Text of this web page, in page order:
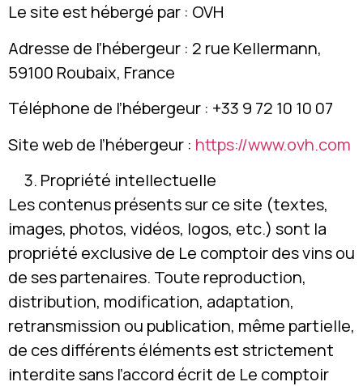
Le site est hébergé par : OVH
Adresse de l’hébergeur : 2 rue Kellermann,
59100 Roubaix, France
Téléphone de l’hébergeur : +33 9 72 10 10 07
Site web de l’hébergeur : https://www.ovh.com
Propriété intellectuelle
Les contenus présents sur ce site (textes,
images, photos, vidéos, logos, etc.) sont la
propriété exclusive de Le comptoir des vins ou
de ses partenaires. Toute reproduction,
distribution, modification, adaptation,
retransmission ou publication, même partielle,
de ces différents éléments est strictement
interdite sans l’accord écrit de Le comptoir